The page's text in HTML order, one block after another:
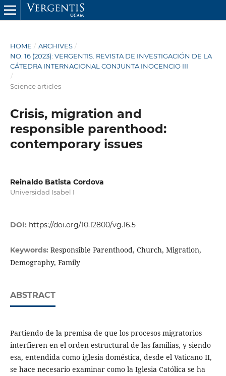
HOME / ARCHIVES /
NO. 16 (2023): VERGENTIS. REVISTA DE INVESTIGACIÓN DE LA
CÁTEDRA INTERNACIONAL CONJUNTA INOCENCIO III
/
Science articles
Crisis, migration and
responsible parenthood:
contemporary issues
Reinaldo Batista Cordova
Universidad Isabel I
DOI: https://doi.org/10.12800/vg.16.5
Keywords: Responsible Parenthood, Church, Migration,
Demography, Family
ABSTRACT
Partiendo de la premisa de que los procesos migratorios
interfieren en el orden estructural de las familias, y siendo
esa, entendida como iglesia doméstica, desde el Vaticano II,
se hace necesario examinar como la Iglesia Católica se ha